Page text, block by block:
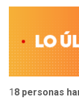
1 8 personas